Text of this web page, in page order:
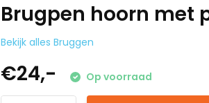
Brugpen hoorn met
Bekijk alles Bruggen
€24,- Op voorraad